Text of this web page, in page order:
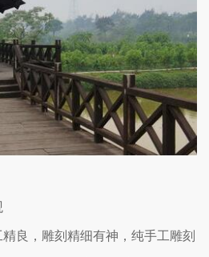
良，雕刻精细有神，纯手工雕刻